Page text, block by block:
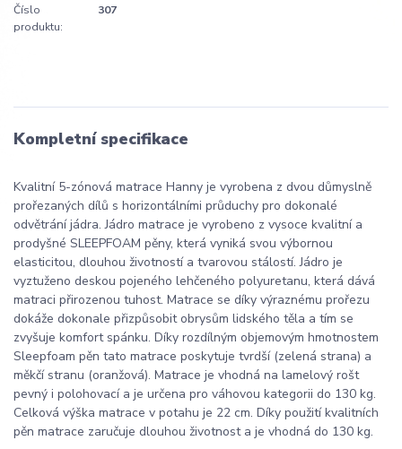
Číslo
produktu:
307
Kompletní specifikace
Kvalitní 5-zónová matrace Hanny je vyrobena z dvou důmyslně
prořezaných dílů s horizontálními průduchy pro dokonalé
odvětrání jádra. Jádro matrace je vyrobeno z vysoce kvalitní a
prodyšné SLEEPFOAM pěny, která vyniká svou výbornou
elasticitou, dlouhou životností a tvarovou stálostí. Jádro je
vyztuženo deskou pojeného lehčeného polyuretanu, která dává
matraci přirozenou tuhost. Matrace se díky výraznému prořezu
dokáže dokonale přizpůsobit obrysům lidského těla a tím se
zvyšuje komfort spánku. Díky rozdílným objemovým hmotnostem
Sleepfoam pěn tato matrace poskytuje tvrdší (zelená strana) a
měkčí stranu (oranžová). Matrace je vhodná na lamelový rošt
pevný i polohovací a je určena pro váhovou kategorii do 130 kg.
Celková výška matrace v potahu je 22 cm. Díky použití kvalitních
pěn matrace zaručuje dlouhou životnost a je vhodná do 130 kg.